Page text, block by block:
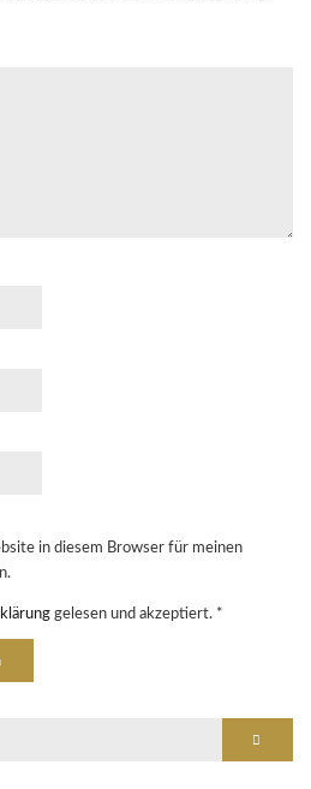
in diesem Browser für meinen
gelesen und akzeptiert. *